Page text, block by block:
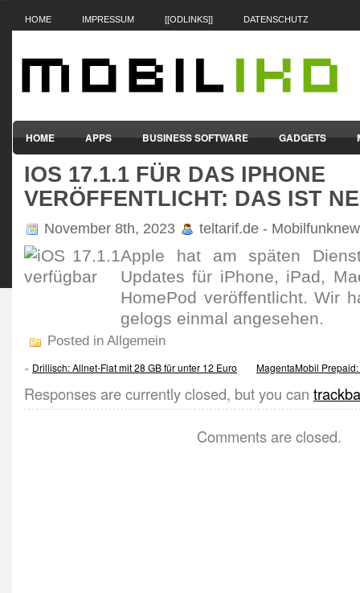
HOME IMPRESSUM [[ODLINKS]] DATENSCHUTZ
HOME APPS BUSINESS SOFTWARE GADGETS
SMARTPHONES & HANDYS TABLET-PCS VERTRÄGE &
IOS 17.1.1 FÜR DAS IPHONE
VERÖFFENTLICHT: DAS IST
November 8th, 2023 teltarif.de -
Apple hat am späten
Updates für iPhone, iPad,
HomePod veröf­fent­licht. Wir
gelogs einmal ange­sehen.
Posted in Allgemein
« Drillisch: Allnet-Flat mit 28 GB für unter 12 Euro MagentaMobil
Responses are currently closed, but you can
Comments are closed.